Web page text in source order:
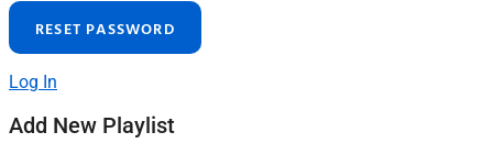
Log In
Add New Playlist